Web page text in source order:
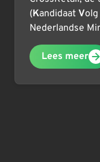
(Kandidaat V
Nederlandse
Lees meer